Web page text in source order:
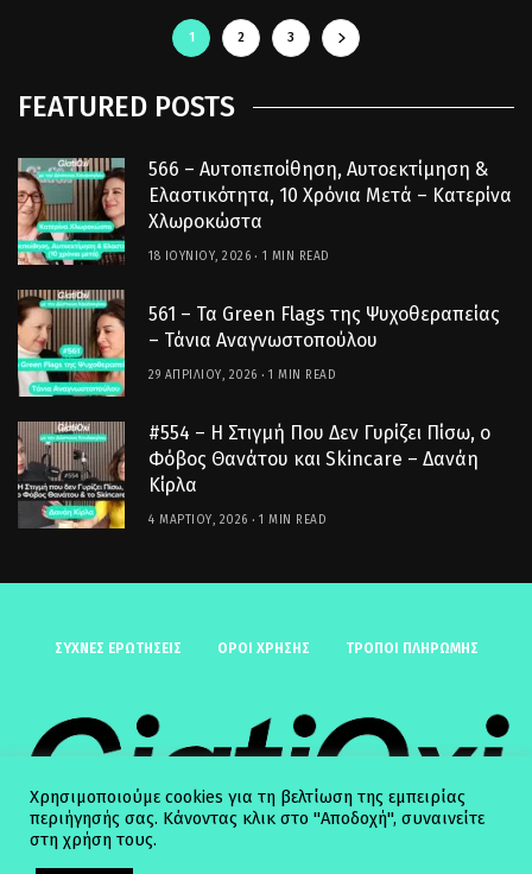
1 2 3
FEATURED POSTS
566 – Αυτοπεποίθηση, Αυτοεκτίμηση &
Ελαστικότητα, 10 Χρόνια Μετά – Κατερίνα
Χλωροκώστα
18 ΙΟΥΝΊΟΥ, 2026 1 MIN READ
561 – Τα Green Flags της Ψυχοθεραπείας
– Τάνια Αναγνωστοπούλου
29 ΑΠΡΙΛΊΟΥ, 2026 1 MIN READ
#554 – Η Στιγμή Που Δεν Γυρίζει Πίσω, ο
Φόβος Θανάτου και Skincare – Δανάη
Κίρλα
4 ΜΑΡΤΊΟΥ, 2026 1 MIN READ
ΣΥΧΝΈΣ ΕΡΩΤΉΣΕΙΣ ΟΡΟΙ ΧΡΗΣΗΣ ΤΡΟΠΟΙ ΠΛΗΡΩΜΗΣ
Χρησιμοποιούμε cookies για τη βελτίωση της εμπειρίας
περιήγησής σας. Κάνοντας κλικ στο "Αποδοχή", συναινείτε
στη χρήση τους.